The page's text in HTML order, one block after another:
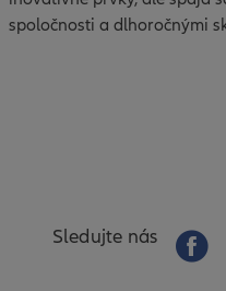
spoločnosti a dlhoročnými
Sledujte nás